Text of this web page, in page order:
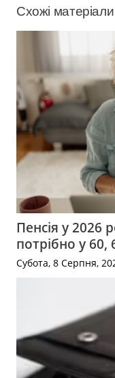
Схожі матеріали
Пенсія у 2026
потрібно у 60,
Субота, 8 Серпня,